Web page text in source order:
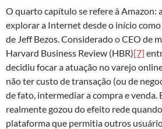
O quarto capítulo se refere à Amazon:
explorar a Internet desde o início
de Jeff Bezos. Considerado o CEO de
Harvard Business Review (HBR)[7]
decidiu focar a atuação no varejo
não ter custo de transação (ou de
de fato, intermediar a compra e venda.
realmente gozou do efeito rede
plataforma que permitia outros